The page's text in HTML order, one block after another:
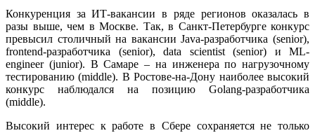
Конкуренция за ИТ-вакансии в ряде регионов оказалась в
разы выше, чем в Москве. Так, в Санкт-Петербурге конкурс
превысил столичный на вакансии Java-разработчика (senior),
frontend-разработчика (senior), data scientist (senior) и ML-
engineer (junior). В Самаре – на инженера по нагрузочному
тестированию (middle). В Ростове-на-Дону наиболее высокий
конкурс наблюдался на позицию Golang-разработчика
(middle).
Высокий интерес к работе в Сбере сохраняется не только